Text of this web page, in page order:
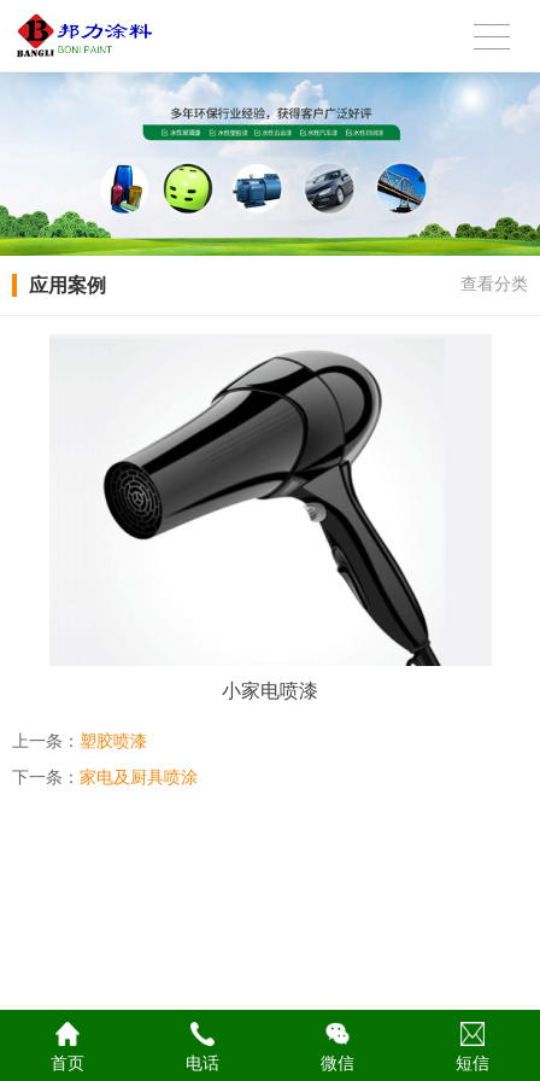
应用案例 查看分类
小家电喷漆
上一条： 塑胶喷漆
下一条： 家电及厨具喷涂
首页 电话 微信 短信